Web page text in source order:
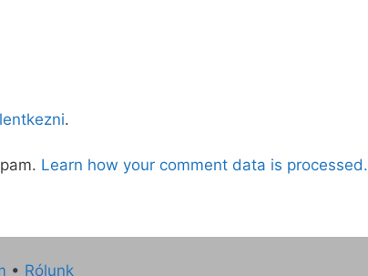
.
Learn how your comment data is processed.
• Rólunk